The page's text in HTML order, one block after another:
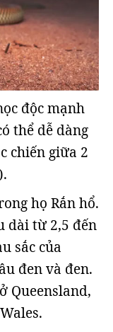
độc mạnh
thể dễ dàng
chiến giữa 2
họ Rắn hổ.
dài từ 2,5 đến
sắc của
đen và đen.
Queensland,